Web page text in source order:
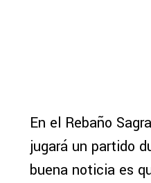
En el Rebaño
jugará un partido
buena noticia es